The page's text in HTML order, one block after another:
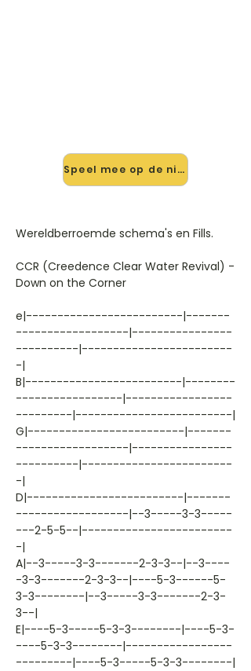
Speel mee op de nieuwe site →
Wereldberroemde schema's en Fills.
CCR (Creedence Clear Water Revival) -
Down on the Corner
e|-------------------------|-------
------------------|----------------
----------|------------------------
-|
B|-------------------------|--------
-----------------|-----------------
---------|-------------------------|
G|-------------------------|-------
------------------|----------------
----------|------------------------
-|
D|-------------------------|-------
------------------|--3-----3-3-----
---2-5-5--|------------------------
-|
A|--3-----3-3-------2-3-3--|--3----
-3-3-------2-3-3--|----5-3------5-
3-3--------|--3-----3-3-------2-3-
3--|
E|----5-3-----5-3-3--------|----5-3-
----5-3-3--------|-----------------
---------|----5-3-----5-3-3--------|